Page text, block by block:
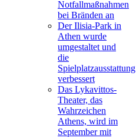
Notfallmaßnahmen
bei Bränden an
Der Ilisia-Park in
Athen wurde
umgestaltet und
die
Spielplatzausstattung
verbessert
Das Lykavittos-
Theater, das
Wahrzeichen
Athens, wird im
September mit